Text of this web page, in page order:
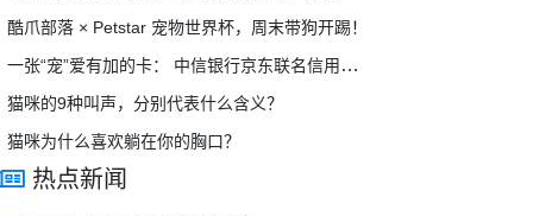
酷爪部落 × Petstar 宠物世界杯，周末带狗开踢！
一张“宠”爱有加的卡： 中信银行京东联名信用卡（宠物系列）温暖升级
猫咪的9种叫声，分别代表什么含义？
猫咪为什么喜欢躺在你的胸口？
热点新闻